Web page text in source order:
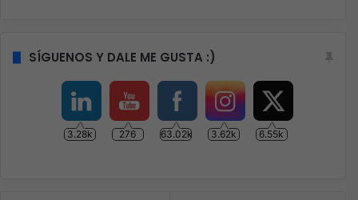
SÍGUENOS Y DALE ME GUSTA :)
3.28k 276 63.02k 3.62k 6.55k